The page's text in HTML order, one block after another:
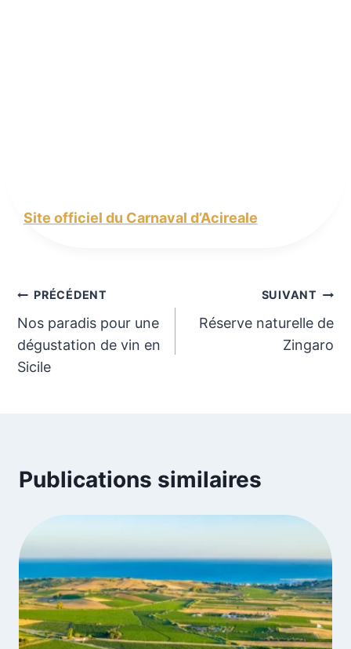
Site officiel du Carnaval d’Acireale
Navigation
de
l’article
PRÉCÉDENT
Nos paradis pour une
dégustation de vin en
Sicile
SUIVANT
Réserve naturelle de
Zingaro
Publications similaires